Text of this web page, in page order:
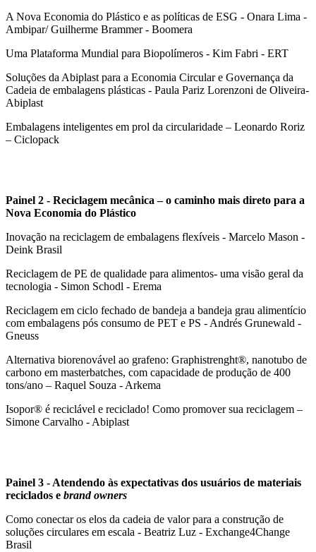
A Nova Economia do Plástico e as políticas de ESG - Onara Lima -
Ambipar/ Guilherme Brammer - Boomera
Uma Plataforma Mundial para Biopolímeros - Kim Fabri - ERT
Soluções da Abiplast para a Economia Circular e Governança da
Cadeia de embalagens plásticas - Paula Pariz Lorenzoni de Oliveira-
Abiplast
Embalagens inteligentes em prol da circularidade – Leonardo Roriz
– Ciclopack
Painel 2 - Reciclagem mecânica – o caminho mais direto para a
Nova Economia do Plástico
Inovação na reciclagem de embalagens flexíveis - Marcelo Mason -
Deink Brasil
Reciclagem de PE de qualidade para alimentos- uma visão geral da
tecnologia - Simon Schodl - Erema
Reciclagem em ciclo fechado de bandeja a bandeja grau alimentício
com embalagens pós consumo de PET e PS - Andrés Grunewald -
Gneuss
Alternativa biorenovável ao grafeno: Graphistrenght®, nanotubo de
carbono em masterbatches, com capacidade de produção de 400
tons/ano – Raquel Souza - Arkema
Isopor®️ é reciclável e reciclado! Como promover sua reciclagem –
Simone Carvalho - Abiplast
Painel 3 - Atendendo às expectativas dos usuários de materiais
reciclados e brand owners
Como conectar os elos da cadeia de valor para a construção de
soluções circulares em escala - Beatriz Luz - Exchange4Change
Brasil